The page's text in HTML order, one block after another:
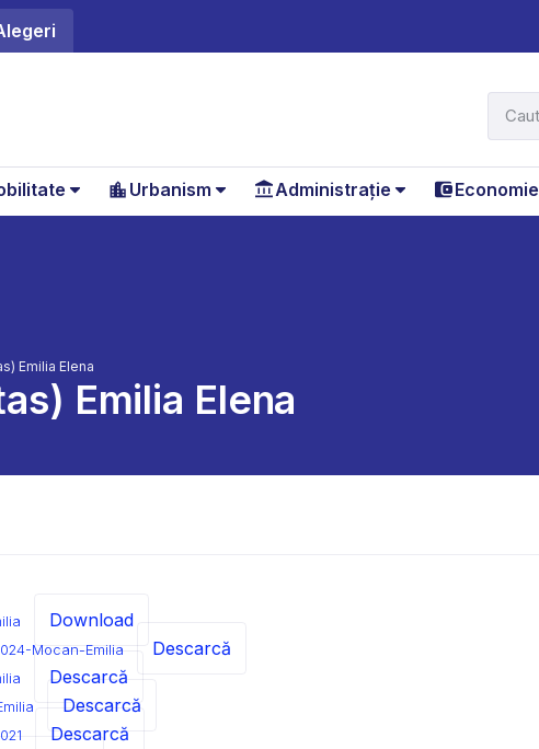
Urbanism Administrație Economie
Emilia Elena
Emilia Elena
Download
Mocan-Emilia Descarcă
Descarcă
Descarcă
Descarcă